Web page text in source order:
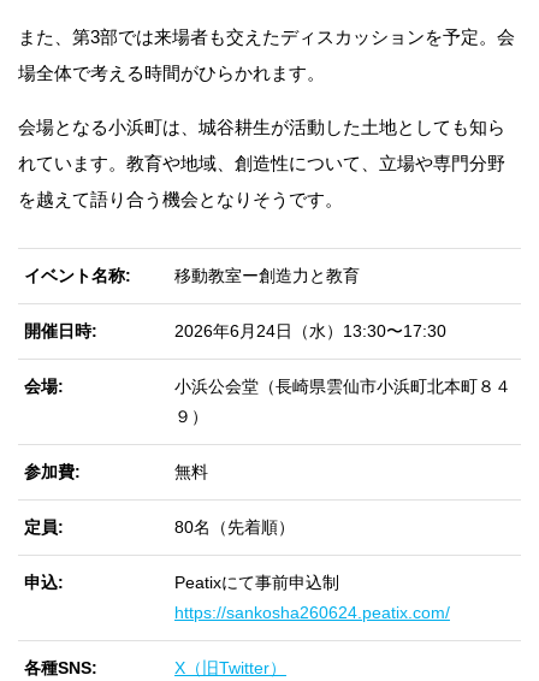
また、第3部では来場者も交えたディスカッションを予定。会
場全体で考える時間がひらかれます。
会場となる小浜町は、城谷耕生が活動した土地としても知ら
れています。教育や地域、創造性について、立場や専門分野
を越えて語り合う機会となりそうです。
イベント名称 移動教室ー創造力と教育
開催日時 2026年6月24日（水）13:30〜17:30
会場
小浜公会堂（長崎県雲仙市小浜町北本町８４
９）
参加費 無料
定員 80名（先着順）
申込
Peatixにて事前申込制
https://sankosha260624.peatix.com/
各種SNS
X（旧Twitter）